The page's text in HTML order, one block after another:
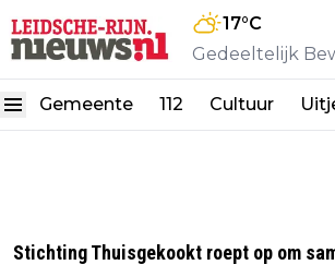
17°C
Gedeeltelijk
Gemeente 112 Cultuur
Stichting Thuisgekookt roept op om